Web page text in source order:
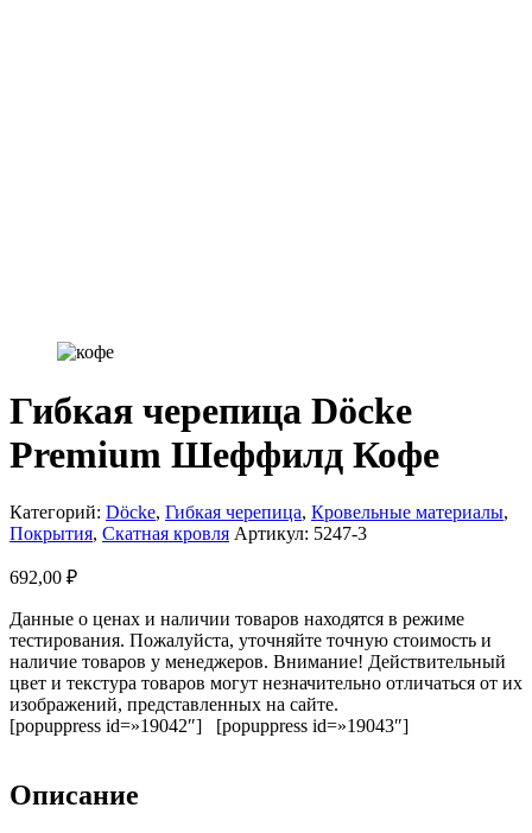
Гибкая черепица Döcke
Premium Шеффилд Кофе
Категорий: Döcke, Гибкая черепица, Кровельные материалы,
Покрытия, Скатная кровля Артикул: 5247-3
692,00 ₽
Данные о ценах и наличии товаров находятся в режиме
тестирования. Пожалуйста, уточняйте точную стоимость и
наличие товаров у менеджеров. Внимание! Действительный
цвет и текстура товаров могут незначительно отличаться от их
изображений, представленных на сайте.
[popuppress id=»19042″] [popuppress id=»19043″]
Описание